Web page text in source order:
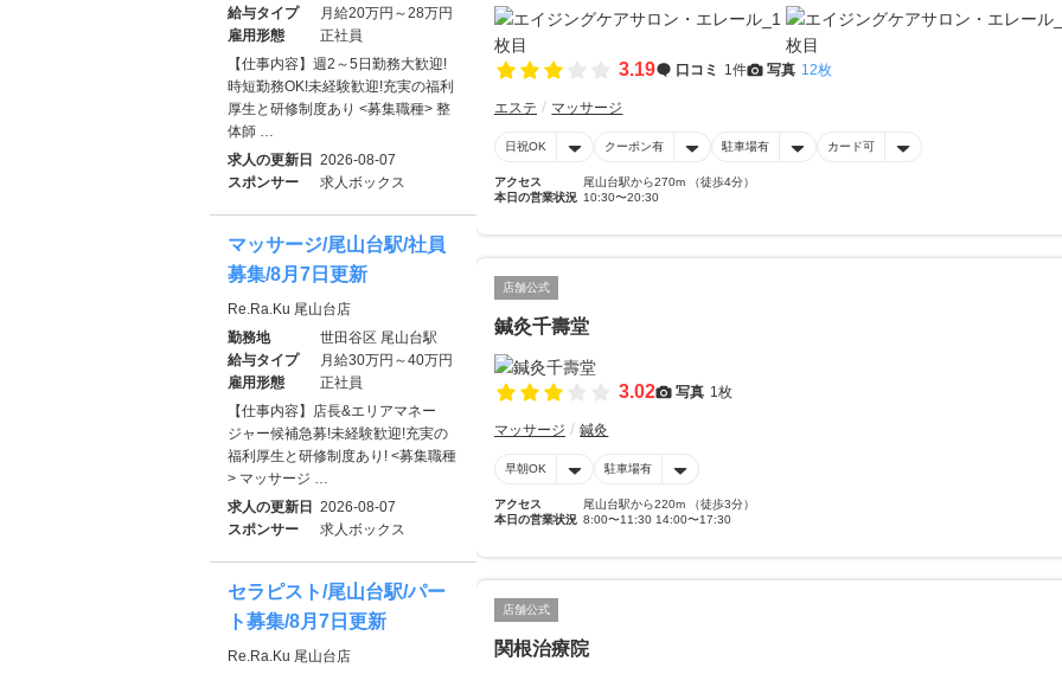
3.19 口コミ 1件 写真 12枚
エステ マッサージ
日祝OK クーポン有 駐車場有 カード可
アクセス
尾山台駅から270m （徒歩4分）
本日の営業状況 10:30〜20:30
店舗公式
鍼灸千壽堂
3.02 写真 1枚
マッサージ 鍼灸
早朝OK 駐車場有
アクセス
尾山台駅から220m （徒歩3分）
本日の営業状況 8:00〜11:30 14:00〜17:30
店舗公式
関根治療院
給与タイプ
月給20万円～28万円
雇用形態
正社員
【仕事内容】週2～5日勤務大歓迎!
時短勤務OK!未経験歓迎!充実の福利
厚生と研修制度あり <募集職種> 整
体師 …
求人の更新日 2026-08-07
スポンサー
求人ボックス
マッサージ/尾山台駅/社員
募集/8月7日更新
Re.Ra.Ku 尾山台店
勤務地
世田谷区 尾山台駅
給与タイプ
月給30万円～40万円
雇用形態
正社員
【仕事内容】店長&エリアマネー
ジャー候補急募!未経験歓迎!充実の
福利厚生と研修制度あり! <募集職種
> マッサージ …
求人の更新日 2026-08-07
スポンサー
求人ボックス
セラピスト/尾山台駅/パー
ト募集/8月7日更新
Re.Ra.Ku 尾山台店